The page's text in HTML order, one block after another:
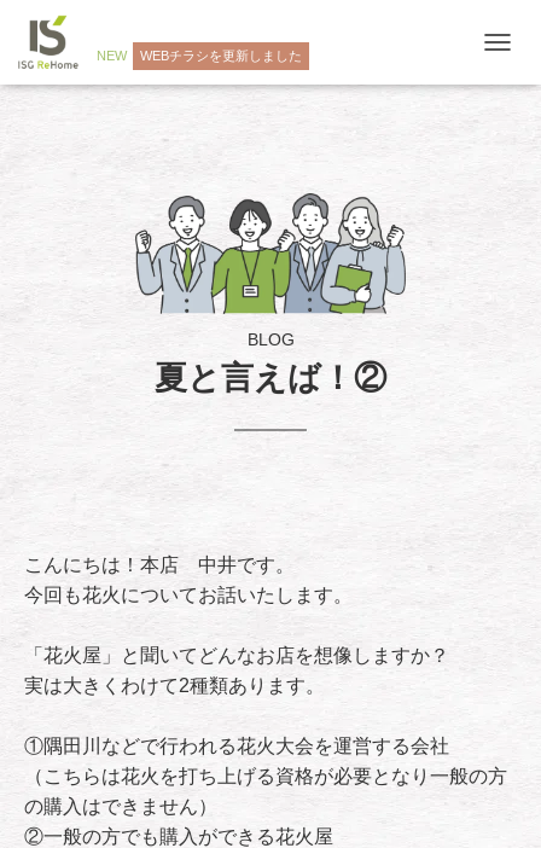
NEW WEBチラシを更新しました
ビ
夏と言えば！②
BLOG
こんにちは！本店 中井です。
今回も花火についてお話いたします。
「花火屋」と聞いてどんなお店を想像しますか？
実は大きくわけて2種類あります。
①隅田川などで行われる花火大会を運営する会社
（こちらは花火を打ち上げる資格が必要となり一般の方
の購入はできません）
②一般の方でも購入ができる花火屋